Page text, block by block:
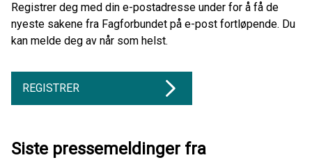
Registrer deg med din e-postadresse under for å få de
nyeste sakene fra Fagforbundet på e-post fortløpende. Du
kan melde deg av når som helst.
REGISTRER
Siste pressemeldinger fra